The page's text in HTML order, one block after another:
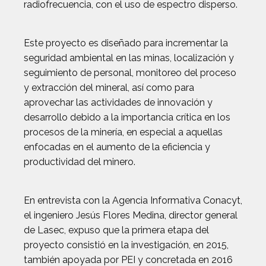
radiofrecuencia, con el uso de espectro disperso.
Este proyecto es diseñado para incrementar la
seguridad ambiental en las minas, localización y
seguimiento de personal, monitoreo del proceso
y extracción del mineral, así como para
aprovechar las actividades de innovación y
desarrollo debido a la importancia crítica en los
procesos de la minería, en especial a aquellas
enfocadas en el aumento de la eficiencia y
productividad del minero.
En entrevista con la Agencia Informativa Conacyt,
el ingeniero Jesús Flores Medina, director general
de Lasec, expuso que la primera etapa del
proyecto consistió en la investigación, en 2015,
también apoyada por PEI y concretada en 2016